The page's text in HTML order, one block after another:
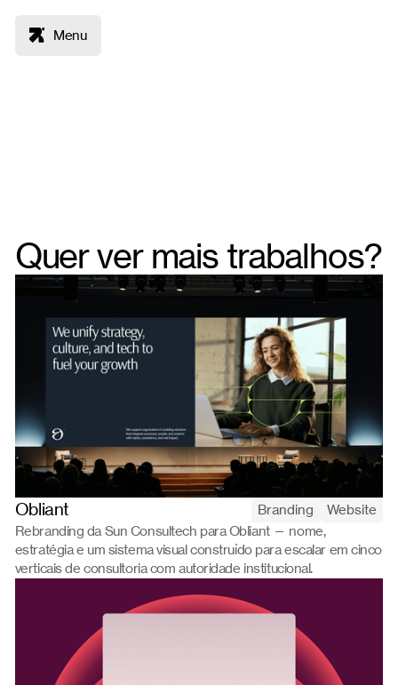
Menu
Quer ver mais trabalhos?
Obliant Branding
Website
Rebranding da Sun Consultech para Obliant — nome,
estratégia e um sistema visual construído para escalar em cinco
verticais de consultoria com autoridade institucional.